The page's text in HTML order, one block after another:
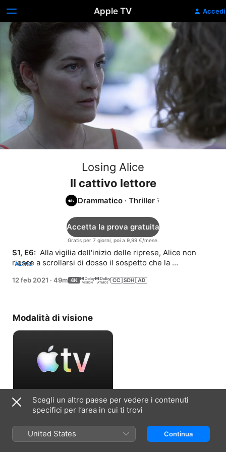
Apple TV Accedi
Losing Alice
Il cattivo lettore
Drammatico · Thriller
Gratis per 7 giorni, poi a 9,99 €/mese.
Accetta la prova gratuita
S1, E6: Alla vigilia dell'inizio delle riprese, Alice non
riesce a scrollarsi di dosso il sospetto che la
ragazza cerca di nascondere.
ALTRO
12 feb 2021 · 49m
Modalità di visione
Accetta la prova gratuita
Gratis per 7 giorni, poi a 9,99 €/mese.
Scegli un altro paese per vedere i contenuti
specifici per l’area in cui ti trovi
United States Continua